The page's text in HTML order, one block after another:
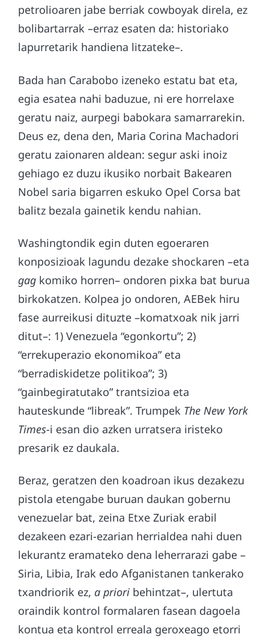
petrolioaren jabe berriak cowboyak direla, ez
bolibartarrak –erraz esaten da: historiako
lapurretarik handiena litzateke–.
Bada han Carabobo izeneko estatu bat eta,
egia esatea nahi baduzue, ni ere horrelaxe
geratu naiz, aurpegi babokara samarrarekin.
Deus ez, dena den, Maria Corina Machadori
geratu zaionaren aldean: segur aski inoiz
gehiago ez duzu ikusiko norbait Bakearen
Nobel saria bigarren eskuko Opel Corsa bat
balitz bezala gainetik kendu nahian.
Washingtondik egin duten egoeraren
konposizioak lagundu dezake shockaren –eta
gag komiko horren– ondoren pixka bat burua
birkokatzen. Kolpea jo ondoren, AEBek hiru
fase aurreikusi dituzte –komatxoak nik jarri
ditut–: 1) Venezuela “egonkortu”; 2)
“errekuperazio ekonomikoa” eta
“berradiskidetze politikoa”; 3)
“gainbegiratutako” trantsizioa eta
hauteskunde “libreak”. Trumpek The New York
Times-i esan dio azken urratsera iristeko
presarik ez daukala.
Beraz, geratzen den koadroan ikus dezakezu
pistola etengabe buruan daukan gobernu
venezuelar bat, zeina Etxe Zuriak erabil
dezakeen ezari-ezarian herrialdea nahi duen
lekurantz eramateko dena leherrarazi gabe –
Siria, Libia, Irak edo Afganistanen tankerako
txandriorik ez, a priori behintzat–, ulertuta
oraindik kontrol formalaren fasean dagoela
kontua eta kontrol erreala geroxeago etorri